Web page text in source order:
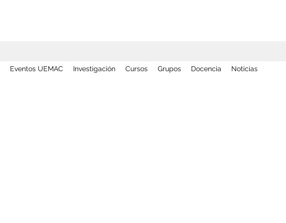
Eventos UEMAC Investigación Cursos Grupos Docencia Noticias